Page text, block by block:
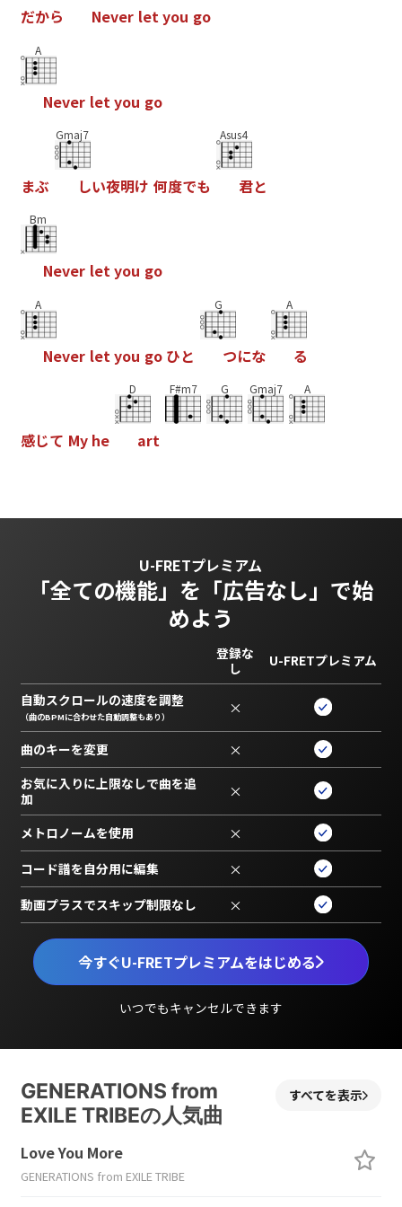
だから Never letyou go
A
Never let you go
まぶ
Gmaj7
しい夜明け 何度でも
Asus4
君と
Bm
Never letyou go
A
Never let you go ひと
G
つにな
A
る
感じて My he
D
art
F#m7 G Gmaj7 A
U-FRETプレミアム
「全ての機能」を 「広告なし」で始
めよう
今すぐU-FRETプレミアムをはじめる
いつでもキャンセルできます
登録な
し
U-FRETプレミアム
自動スクロールの速度を調整
（曲のBPMに合わせた自動調整もあり） ×
曲のキーを変更 ×
お気に入りに上限なしで曲を追
加
×
メトロノームを使用 ×
コード譜を自分用に編集 ×
動画プラスでスキップ制限なし ×
GENERATIONS from
EXILE TRIBEの人気曲
すべてを表示
Love You More
GENERATIONS from EXILE TRIBE